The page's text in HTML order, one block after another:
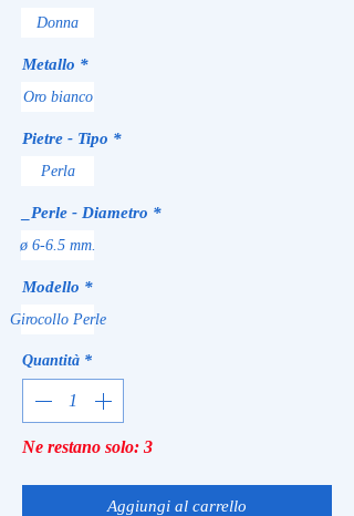
Donna
Metallo *
Oro bianco
Pietre - Tipo *
Perla
_Perle - Diametro *
ø 6-6.5 mm.
Modello *
Girocollo Perle
Quantità *
Ne restano solo: 3
Aggiungi al carrello